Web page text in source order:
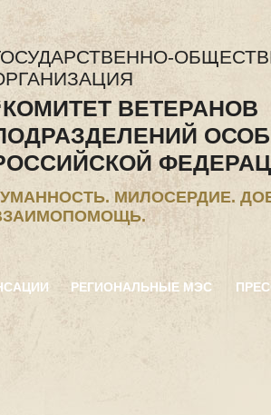
ВЕТЕРАНОВ
МИЛОСЕРДИЕ.
РЕГИОНАЛЬНЫЕ МЭС